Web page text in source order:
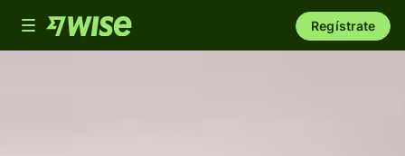
Toggle
navigation
Regístrate